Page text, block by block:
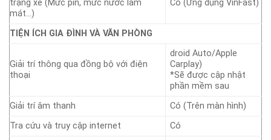
trạng xe (Mức pin, mức nước làm
mát…)
Có (Ứng dụng VinFast)
TIỆN ÍCH GIA ĐÌNH VÀ VĂN PHÒNG
Giải trí thông qua đồng bộ với điện
thoại
droid Auto/Apple
Carplay)
*Sẽ được cập nhật
phần mềm sau
Giải trí âm thanh
Có (Trên màn hình)
Tra cứu và truy cập internet
Có